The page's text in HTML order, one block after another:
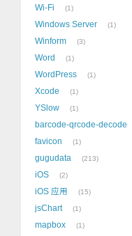
Wi-Fi 1
Windows Server 1
Winform 3
Word 1
WordPress 1
Xcode 1
YSlow 1
barcode-qrcode-decode
favicon 1
gugudata 213
iOS 2
iOS 应用 15
jsChart 1
mapbox 1